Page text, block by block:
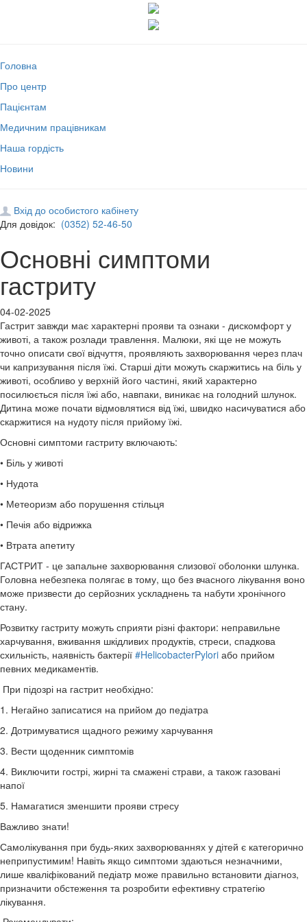
Головна
Про центр
Пацієнтам
Медичним працівникам
Наша гордість
Новини
Вхід до особистого кабінету
Для довідок: (0352) 52-46-50
Основні симптоми
гастриту
04-02-2025
Гастрит завжди має характерні прояви та ознаки - дискомфорт у
животі, а також розлади травлення. Малюки, які ще не можуть
точно описати свої відчуття, проявляють захворювання через плач
чи капризування після їжі. Старші діти можуть скаржитись на біль у
животі, особливо у верхній його частині, який характерно
посилюється після їжі або, навпаки, виникає на голодний шлунок.
Дитина може почати відмовлятися від їжі, швидко насичуватися або
скаржитися на нудоту після прийому їжі.
Основні симптоми гастриту включають:
• Біль у животі
• Нудота
• Метеоризм або порушення стільця
• Печія або відрижка
• Втрата апетиту
ГАСТРИТ - це запальне захворювання слизової оболонки шлунка.
Головна небезпека полягає в тому, що без вчасного лікування воно
може призвести до серйозних ускладнень та набути хронічного
стану.
Розвитку гастриту можуть сприяти різні фактори: неправильне
харчування, вживання шкідливих продуктів, стреси, спадкова
схильність, наявність бактерії #HelicobacterPylori або прийом
певних медикаментів.
При підозрі на гастрит необхідно:
1. Негайно записатися на прийом до педіатра
2. Дотримуватися щадного режиму харчування
3. Вести щоденник симптомів
4. Виключити гострі, жирні та смажені страви, а також газовані
напої
5. Намагатися зменшити прояви стресу
Важливо знати!
Самолікування при будь-яких захворюваннях у дітей є категорично
неприпустимим! Навіть якщо симптоми здаються незначними,
лише кваліфікований педіатр може правильно встановити діагноз,
призначити обстеження та розробити ефективну стратегію
лікування.